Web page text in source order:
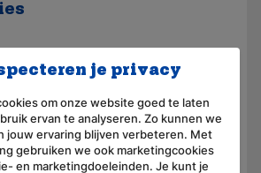
3,7
2000
je privacy
om onze website goed te laten
ervan te analyseren. Zo kunnen we
jouw ervaring blijven verbeteren. Met
gebruiken we ook marketingcookies
en marketingdoeleinden. Je kunt je